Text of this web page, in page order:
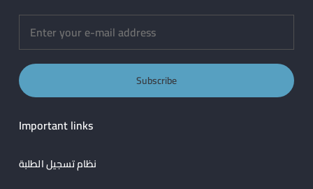
Important links
نظام تسجيل الطلبة